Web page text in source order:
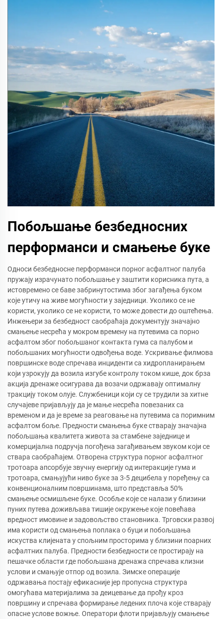
Побољшање безбедносних
перформанси и смањење буке
Односи безбедносне перформанси порног асфалтног палуба
пружају израчунато побољшање у заштити корисника пута, а
истовремено се баве забринутостима због загађења буком
које утичу на живе могућности у заједници. Уколико се не
користи, уколико се не користи, то може довести до оштећења.
Инжењери за безбедност саобраћаја документују значајно
смањење несрећа у мокром времену на путевима са порно
асфалтом због побољшаног контакта гума са палубом и
побољшаних могућности одвођења воде. Ускривање филмова
површинске воде спречава инциденти са хидропланирањем
који узрокују да возила изгубе контролу током кише, док брза
акција дренаже осигурава да возачи одржавају оптималну
тракцију током олује. Службеници који су се трудили за хитне
случајеве пријављују да је мање несрећа повезаних са
временом и да је време за реаговање на путевима са поримним
асфалтом боље. Предности смањења буке стварају значајна
побољшања квалитета живота за стамбене заједнице и
комерцијална подручја погођена загађивањем звуком који се
ствара саобраћајем. Отворена структура порног асфалтног
тротоара апсорбује звучну енергију од интеракције гума и
тротоара, смањујући ниво буке за 3-5 децибела у поређењу са
конвенционалним површинама, што представља 50%
смањење осмишљене буке. Особље које се налази у близини
пуних путева доживљава тишије окружење које повећава
вредност имовине и задовољство становника. Трговски развој
има користи од смањења поплака о буци и побољшања
искуства клијената у спољним просторима у близини поарних
асфалтних палуба. Предности безбедности се простирају на
пешачке области где побољшана дренажа спречава клизни
услови и смањује отпор од возила. Зимске операције
одржавања постају ефикасније јер пропусна структура
омогућава материјалима за деицевање да прођу кроз
површину и спречава формирање ледених плоча које стварају
опасне услове вожње. Оператори флоти пријављују смањење